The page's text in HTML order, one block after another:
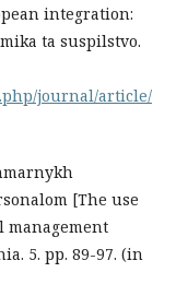
integration:
ta suspilstvo.
journal/article/
[The use
management
5. рр. 89-97. (in